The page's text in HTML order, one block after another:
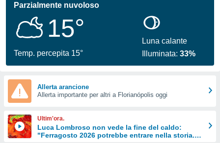
per
le
di
Web
le
Parzialmente nuvoloso
15°
Temp. percepita 15°
Luna calante
Illuminata:33%
Allerta arancione
Allerta importante per altri a Florianópolis oggi
Ultim'ora.
Luca Lombroso non vede la fine del caldo:
"Ferragosto 2026 potrebbe entrare nella storia.